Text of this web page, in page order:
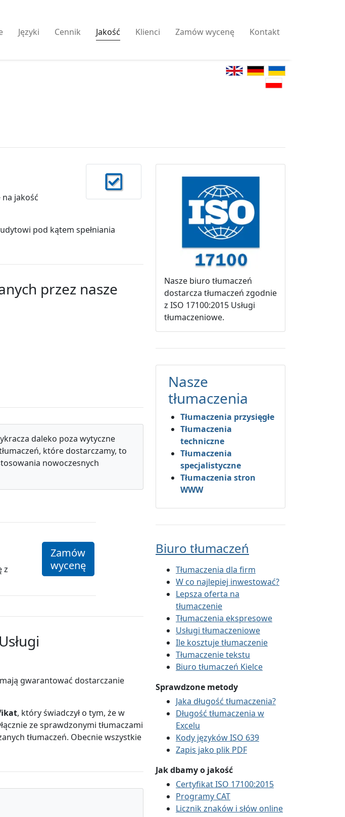
Języki Cennik Jakość Klienci Zamów wycenę Kontakt
na jakość
pod kątem spełniania
przez nasze
daleko poza wytyczne
które dostarczamy, to
nowoczesnych
z
Zamów
wycenę
gwarantować dostarczanie
, który świadczył o tym, że w
ze sprawdzonymi tłumaczami
tłumaczeń. Obecnie wszystkie
Nasze biuro tłumaczeń
dostarcza tłumaczeń zgodnie
z ISO 17100:2015 Usługi
tłumaczeniowe.
Nasze
tłumaczenia
Tłumaczenia przysięgłe
Tłumaczenia
techniczne
Tłumaczenia
specjalistyczne
Tłumaczenia stron
WWW
Biuro tłumaczeń
Tłumaczenia dla firm
W co najlepiej inwestować?
Lepsza oferta na
tłumaczenie
Tłumaczenia ekspresowe
Usługi tłumaczeniowe
Ile kosztuje tłumaczenie
Tłumaczenie tekstu
Biuro tłumaczeń Kielce
Sprawdzone metody
Jaka długość tłumaczenia?
Długość tłumaczenia w
Excelu
Kody języków ISO 639
Zapis jako plik PDF
Jak dbamy o jakość
Certyfikat ISO 17100:2015
Programy CAT
Licznik znaków i słów online